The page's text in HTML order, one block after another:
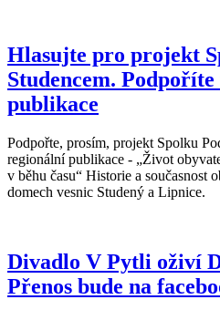
Hlasujte pro projekt
Studencem.
publikace
Podpořte, prosím, projekt Spolku
regionální publikace - „Život
v běhu času“ Historie a současnost
domech vesnic Studený a Lipnice.
Divadlo V Pytli oživí
Přenos bude na